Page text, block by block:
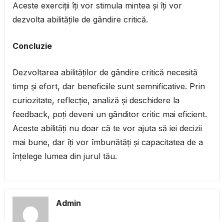
Aceste exerciții îți vor stimula mintea și îți vor
dezvolta abilitățile de gândire critică.
Concluzie
Dezvoltarea abilităților de gândire critică necesită
timp și efort, dar beneficiile sunt semnificative. Prin
curiozitate, reflecție, analiză și deschidere la
feedback, poți deveni un gânditor critic mai eficient.
Aceste abilități nu doar că te vor ajuta să iei decizii
mai bune, dar îți vor îmbunătăți și capacitatea de a
înțelege lumea din jurul tău.
Admin